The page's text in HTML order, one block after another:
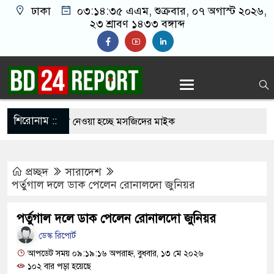
ঢাকা ০৩:১৪:৩৬ এএম, শুক্রবার, ০৭ অগাস্ট ২০২৬,
২৩ শ্রাবণ ১৪৩৩ বঙ্গাব্দ
শিরোনাম ::
বন্ধে খুলে নেওয়া হচ্ছে মসজিদের মাইক
আমাদের মিত্র, অচিরেই আমাদের সঙ্গে মিশে যাবে:
নয়, জাতির দায়িত্ব নিতে হবে ওলামায়ে
প্রচ্ছদ
সারাদেশ
পর্তুগাল দলে ডাক পেলেন রোনালদো জুনিয়র
পর্তুগাল দলে ডাক পেলেন রোনালদো জুনিয়র
ডেস্ক রিপোর্ট
আপডেট সময় ০৯:১৯:১৬ অপরাহ্ন, বুধবার, ১৩ মে ২০২৬
১০২ বার পড়া হয়েছে